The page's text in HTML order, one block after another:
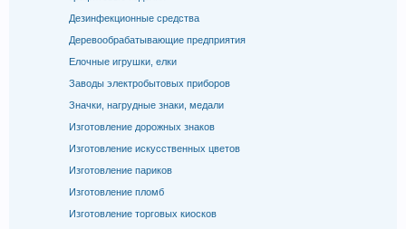
Дезинфекционные средства
Деревообрабатывающие предприятия
Елочные игрушки, елки
Заводы электробытовых приборов
Значки, нагрудные знаки, медали
Изготовление дорожных знаков
Изготовление искусственных цветов
Изготовление париков
Изготовление пломб
Изготовление торговых киосков